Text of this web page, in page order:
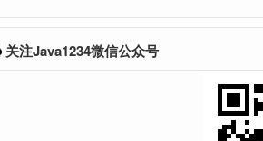
关注Java1234微信公众号